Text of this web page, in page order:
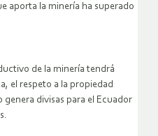
aporta la minería ha superado
de la minería tendrá
el respeto a la propiedad
divisas para el Ecuador